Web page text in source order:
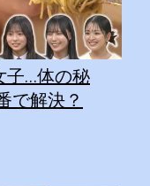
子…体の秘
で解決？